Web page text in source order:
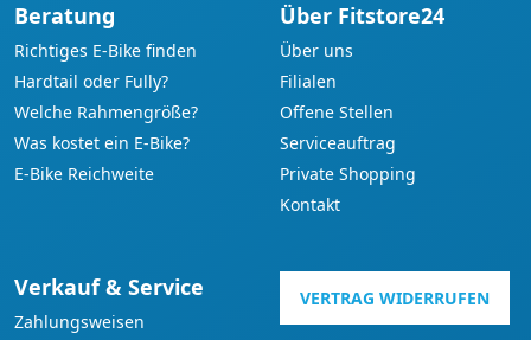
Beratung
Richtiges E-Bike finden
Hardtail oder Fully?
Welche Rahmengröße?
Was kostet ein E-Bike?
E-Bike Reichweite
Über Fitstore24
Über uns
Filialen
Offene Stellen
Serviceauftrag
Private Shopping
Kontakt
Verkauf & Service
Zahlungsweisen
VERTRAG WIDERRUFEN